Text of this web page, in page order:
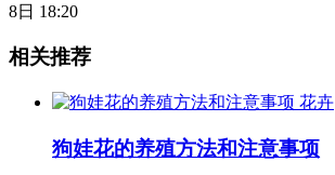
8日 18:20
相关推荐
花卉
狗娃花的养殖方法和注意事项